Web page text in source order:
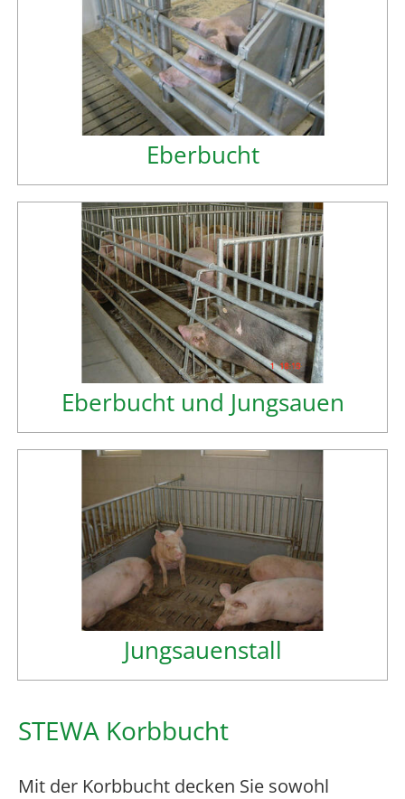
Eberbucht
Eberbucht und Jungsauen
Jungsauenstall
STEWA Korbbucht
Mit der Korbbucht decken Sie sowohl